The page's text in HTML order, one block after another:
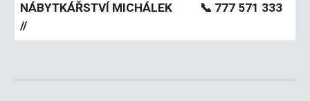
NÁBYTKÁŘSTVÍ MICHÁLEK 📞 777 571 333
//